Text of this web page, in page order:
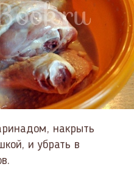
накрыть
и убрать в